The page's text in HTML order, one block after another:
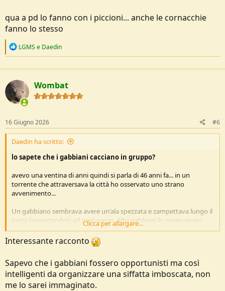
Un grosso topastro, grande come un gatto, ha pensato a uno
spuntino attaccando il gabbiano "ferito" però non solo quello ha
dimostrato immediatamente di non essere affatto ferito e di fare
attimo è passato a miglior vita... diventando la portata principale dei
piumati...
qua a pd lo fanno con i piccioni... anche le cornacchie
fanno lo stesso
R
c
t
i
o
n
:
LGMS e Daedin
Wombat
16 Giugno 2026 #6
Daedin ha scritto:
lo sapete che i gabbiani cacciano in gruppo?
avevo una ventina di anni quindi si parla di 46 anni fa... in un
torrente che attraversava la città ho osservato uno strano
avvenimento...
Un gabbiano sembrava avere un'ala spezzata e zampettava lungo il
greto lamentandosi ad ogni passo. Altri gabbiani lo osservavano
poco lontani e in ordine sparso...
Un grosso topastro, grande come un gatto, ha pensato a uno
dimostrato immediatamente di non essere affatto ferito e di fare
solo da esca ma tutti gli altri si sono fiondati sul topastro che in un
attimo è passato a miglior vita... diventando la portata principale dei
Clicca per allargare...
Interessante racconto
Sapevo che i gabbiani fossero opportunisti ma così
intelligenti da organizzare una siffatta imboscata, non
me lo sarei immaginato.